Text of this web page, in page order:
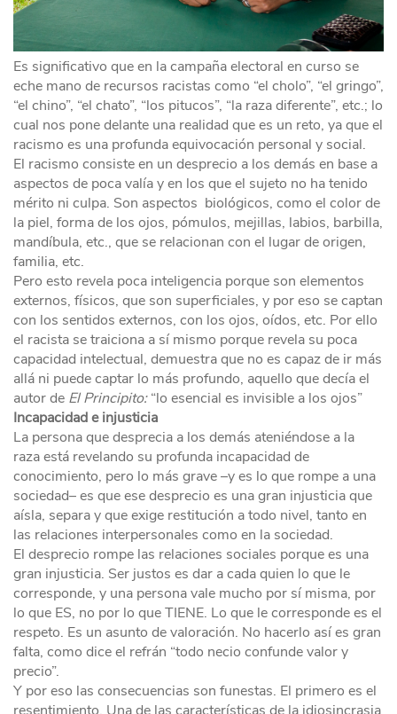
Es significativo que en la campaña electoral en curso se
eche mano de recursos racistas como “el cholo”, “el gringo”,
“el chino”, “el chato”, “los pitucos”, “la raza diferente”, etc.; lo
cual nos pone delante una realidad que es un reto, ya que el
racismo es una profunda equivocación personal y social.
El racismo consiste en un desprecio a los demás en base a
aspectos de poca valía y en los que el sujeto no ha tenido
mérito ni culpa. Son aspectos biológicos, como el color de
la piel, forma de los ojos, pómulos, mejillas, labios, barbilla,
mandíbula, etc., que se relacionan con el lugar de origen,
familia, etc.
Pero esto revela poca inteligencia porque son elementos
externos, físicos, que son superficiales, y por eso se captan
con los sentidos externos, con los ojos, oídos, etc. Por ello
el racista se traiciona a sí mismo porque revela su poca
capacidad intelectual, demuestra que no es capaz de ir más
allá ni puede captar lo más profundo, aquello que decía el
autor de El Principito:“lo esencial es invisible a los ojos”
Incapacidad e injusticia
La persona que desprecia a los demás ateniéndose a la
raza está revelando su profunda incapacidad de
conocimiento, pero lo más grave –y es lo que rompe a una
sociedad– es que ese desprecio es una gran injusticia que
aísla, separa y que exige restitución a todo nivel, tanto en
las relaciones interpersonales como en la sociedad.
El desprecio rompe las relaciones sociales porque es una
gran injusticia. Ser justos es dar a cada quien lo que le
corresponde, y una persona vale mucho por sí misma, por
lo que ES, no por lo que TIENE. Lo que le corresponde es el
respeto. Es un asunto de valoración. No hacerlo así es gran
falta, como dice el refrán “todo necio confunde valor y
precio”.
Y por eso las consecuencias son funestas. El primero es el